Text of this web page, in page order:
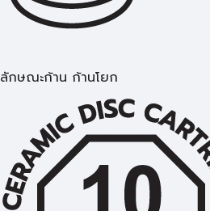
ลักษณะก้าน ก้านโยก